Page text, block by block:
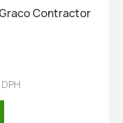
Contractor